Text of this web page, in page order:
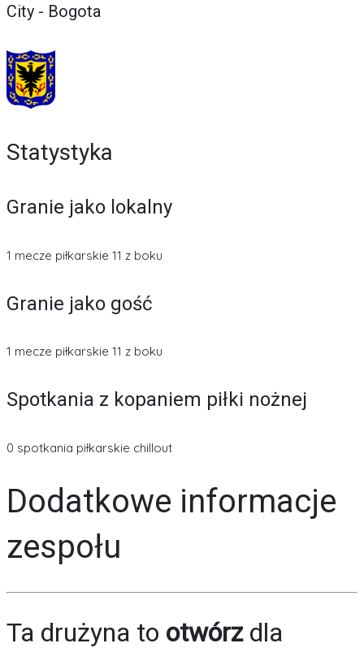
City - Bogota
Statystyka
Granie jako lokalny
1 mecze piłkarskie 11 z boku
Granie jako gość
1 mecze piłkarskie 11 z boku
Spotkania z kopaniem piłki nożnej
0 spotkania piłkarskie chillout
Dodatkowe informacje
zespołu
Ta drużyna to otwórzdla